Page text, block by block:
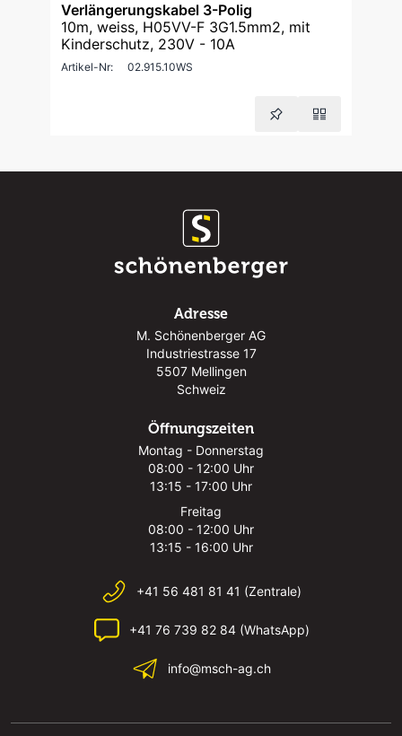
Verlängerungskabel 3-Polig
10m, weiss, H05VV-F 3G1.5mm2, mit
Kinderschutz, 230V - 10A
Artikel-Nr: 02.915.10WS
Adresse
M. Schönenberger AG
Industriestrasse 17
5507 Mellingen
Schweiz
Öffnungszeiten
Montag - Donnerstag
08:00 - 12:00 Uhr
13:15 - 17:00 Uhr
Freitag
08:00 - 12:00 Uhr
13:15 - 16:00 Uhr
+41 56 481 81 41 (Zentrale)
+41 76 739 82 84 (WhatsApp)
info@msch-ag.ch